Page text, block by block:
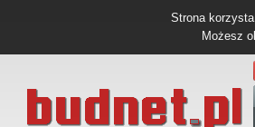
Strona
Możesz